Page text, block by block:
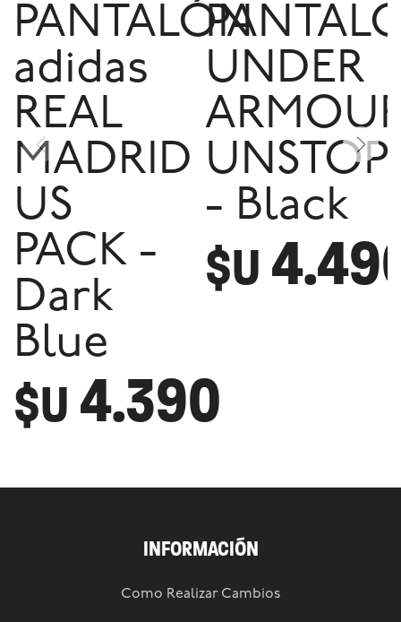
PANTALÓN
adidas
REAL
MADRID
US
PACK -
Dark
Blue
$U 4.390
UNDER
- Black
$U
INFORMACIÓN
Como Realizar Cambios